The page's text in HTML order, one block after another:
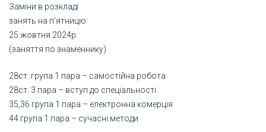
Заміни в розкладі
занять на п’ятницю
25 жовтня 2024р.
(заняття по знаменнику)
28ст. група 1 пара – самостійна робота
28ст. 3 пара – вступ до спеціальності
35,36 група 1 пара – електронна комерція
44 група 1 пара – сучасні методи